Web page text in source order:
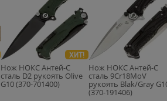
ХИТ!
Нож НОКС Антей-C
сталь D2 рукоять Olive
G10 (370-701400)
Нож НОКС Антей-C
сталь 9Cr18MoV
рукоять Blak/Gray
(370-191406)